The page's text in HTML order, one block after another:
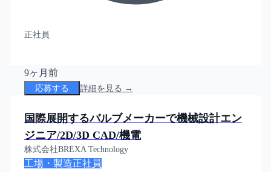
正社員
9ヶ月前
応募する 詳細を見る →
国際展開するバルブメーカーで機械設計エン
ジニア/2D/3D CAD/機電
株式会社BREXA Technology
工場・製造正社員